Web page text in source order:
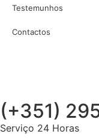
Testemunhos
Contactos
(+351)
Serviço 24 Horas